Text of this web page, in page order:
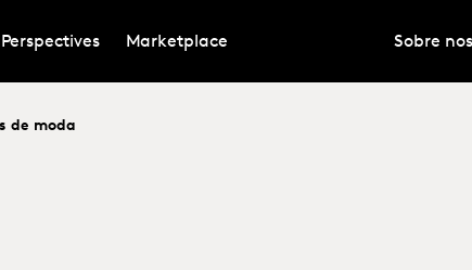
Perspectives Marketplace Sobre
de moda